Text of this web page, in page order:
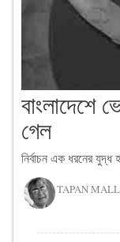
বাংলাদেশে
গেল
নির্বাচন এক ধরনের
TAPAN